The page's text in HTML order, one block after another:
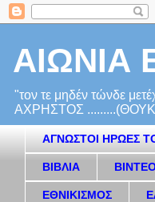
ΑΙΩΝΙΑ
"τον τε μηδέν τώνδε
ΑΧΡΗΣΤΟΣ
ΑΓΝΩΣΤΟΙ ΗΡΩΕΣ
ΒΙΒΛΙΑ
ΕΘΝΙΚΙΣΜΟΣ